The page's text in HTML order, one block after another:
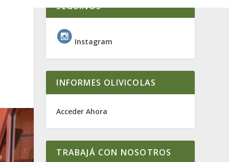
SEGUINOS
Instagram
INFORMES OLIVICOLAS
Acceder Ahora
TRABAJÁ CON NOSOTROS